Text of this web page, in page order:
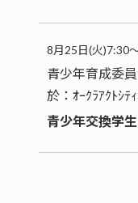
8月25日(火)7:30
青少年育成委
於：ｵｰｸﾗｱｸﾄｼ
青少年交換学